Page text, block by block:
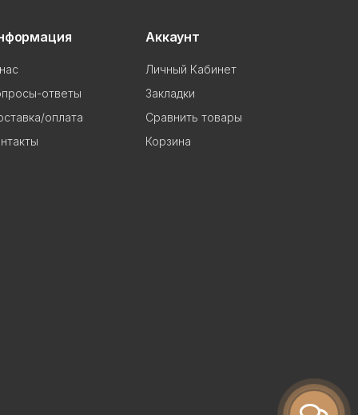
ответы
оплата
Аккаунт
Личный Кабинет
Закладки
Сравнить товары
Корзина